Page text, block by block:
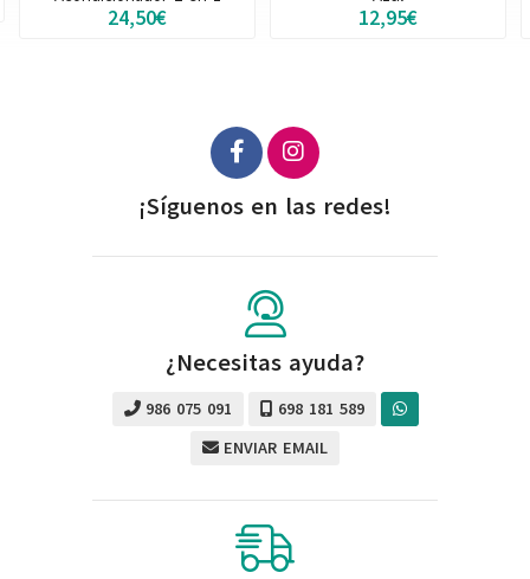
24,50€ 12,95€
¡Síguenos en las redes!
¿Necesitas ayuda?
986 075 091
698 181 589
ENVIAR EMAIL